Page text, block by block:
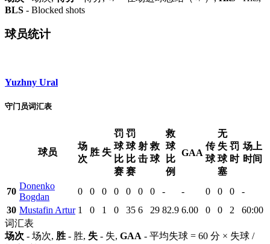
BLS - Blocked shots
球员统计
Yuzhny Ural
守门员词汇表
球员
场
次
胜 失
罚
球
比
赛
罚
球
比
赛
射
击
救
球
救
球
比
例
GAA
传
球
无
失
球
塞
罚
时
场上
时间
70
Donenko
Bogdan
0 0 0 0 0 0 0 - - 0 0 0
-
30 Mustafin Artur 1 0 1 0 35 6 29 82.9 6.00 0 0 2
60:00
词汇表
场次 - 场次, 胜 - 胜, 失 - 失, GAA - 平均失球 = 60 分 × 失球 /